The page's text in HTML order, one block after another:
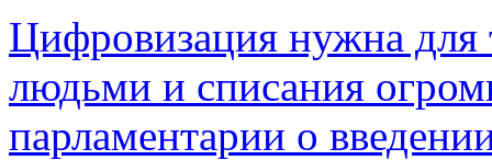
Цифровизация нужна для
людьми и списания
парламентарии о